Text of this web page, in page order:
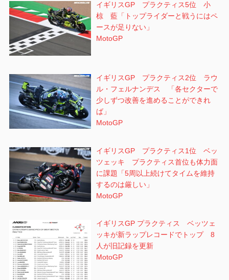
イギリスGP プラクティス5位 小
椋 藍「トップライダーと戦うにはペ
ースが足りない」
MotoGP
イギリスGP プラクティス2位 ラウ
ル・フェルナンデス 「各セクターで
少しずつ改善を進めることができれ
ば」
MotoGP
イギリスGP プラクティス1位 ベッ
ツェッキ プラクティス首位も体力面
に課題「5周以上続けてタイムを維持
するのは厳しい」
MotoGP
イギリスGP プラクティス ベッツェ
ッキが新ラップレコードでトップ 8
人が旧記録を更新
MotoGP